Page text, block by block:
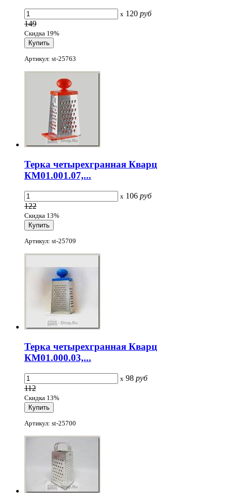
x 120 руб
149
Скидка 19%
Артикул: st-25763
Терка четырехгранная Кварц
КМ01.001.07,...
x 106 руб
122
Скидка 13%
Артикул: st-25709
Терка четырехгранная Кварц
КМ01.000.03,...
x 98 руб
112
Скидка 13%
Артикул: st-25700